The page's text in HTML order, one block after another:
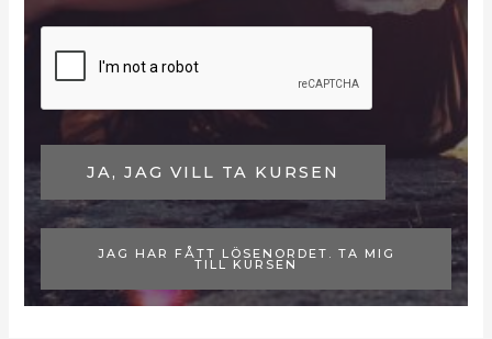
JA, JAG VILL TA KURSEN
JAG HAR FÅTT LÖSENORDET. TA MIG
TILL KURSEN